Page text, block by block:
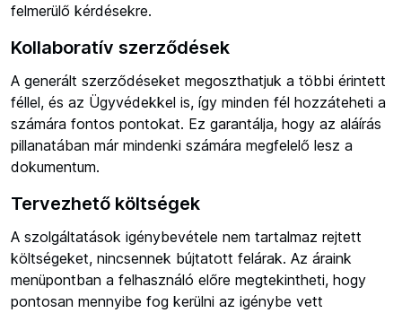
felmerülő kérdésekre.
Kollaboratív szerződések
A generált szerződéseket megoszthatjuk a többi érintett
féllel, és az Ügyvédekkel is, így minden fél hozzáteheti a
számára fontos pontokat. Ez garantálja, hogy az aláírás
pillanatában már mindenki számára megfelelő lesz a
dokumentum.
Tervezhető költségek
A szolgáltatások igénybevétele nem tartalmaz rejtett
költségeket, nincsennek bújtatott felárak. Az áraink
menüpontban a felhasználó előre megtekintheti, hogy
pontosan mennyibe fog kerülni az igénybe vett